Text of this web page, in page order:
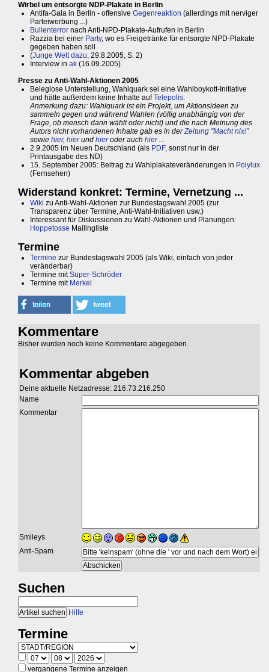
Wirbel um entsorgte NDP-Plakate in Berlin
Antifa-Gala in Berlin - offensive Gegenreaktion (allerdings mit nerviger
Parteiwerbung ...)
Bullenterror nach Anti-NPD-Plakate-Aufrufen in Berlin
Razzia bei einer Party, wo es Freigetränke für entsorgte NPD-Plakate
gegeben haben soll
(Junge Welt dazu, 29.8.2005, S. 2)
Interview in ak (16.09.2005)
Presse zu Anti-Wahl-Aktionen 2005
Beleglose Unterstellung, Wahlquark sei eine Wahlboykott-Initiative
und hätte außerdem keine Inhalte aufTelepolis.
Anmerkung dazu: Wahlquark ist ein Projekt, um Aktionsideen zu
sammeln gegen und während Wahlen (völlig unabhängig von der
Frage, ob mensch dann wählt oder nicht) und die nach Meinung des
Autors nicht vorhandenen Inhalte gab es in derZeitung "Macht nix!"
sowie hier, hierund hieroder auch hier...
2.9.2005 im Neuen Deutschland (als PDF, sonst nur in der
Printausgabe des ND)
15. September 2005: Beitrag zu Wahlplakateveränderungen in Polylux
(Fernsehen)
Widerstand konkret: Termine, Vernetzung ...
Wiki zu Anti-Wahl-Aktionen zur Bundestagswahl 2005 (zur
Transparenz über Termine, Anti-Wahl-Initiativen usw.)
Interessant für Diskussionen zu Wahl-Aktionen und Planungen:
Hoppetosse Mailingliste
Termine
Termine zur Bundestagswahl 2005 (als Wiki, einfach von jeder
veränderbar)
Termine mitSuper-Schröder
Termine mit Merkel
Kommentare
Bisher wurden noch keine Kommentare abgegeben.
Kommentar abgeben
Deine aktuelle Netzadresse: 216.73.216.250
Name
Kommentar
Smileys
Anti-Spam
Suchen
Hilfe
Termine
vergangene Termine anzeigen